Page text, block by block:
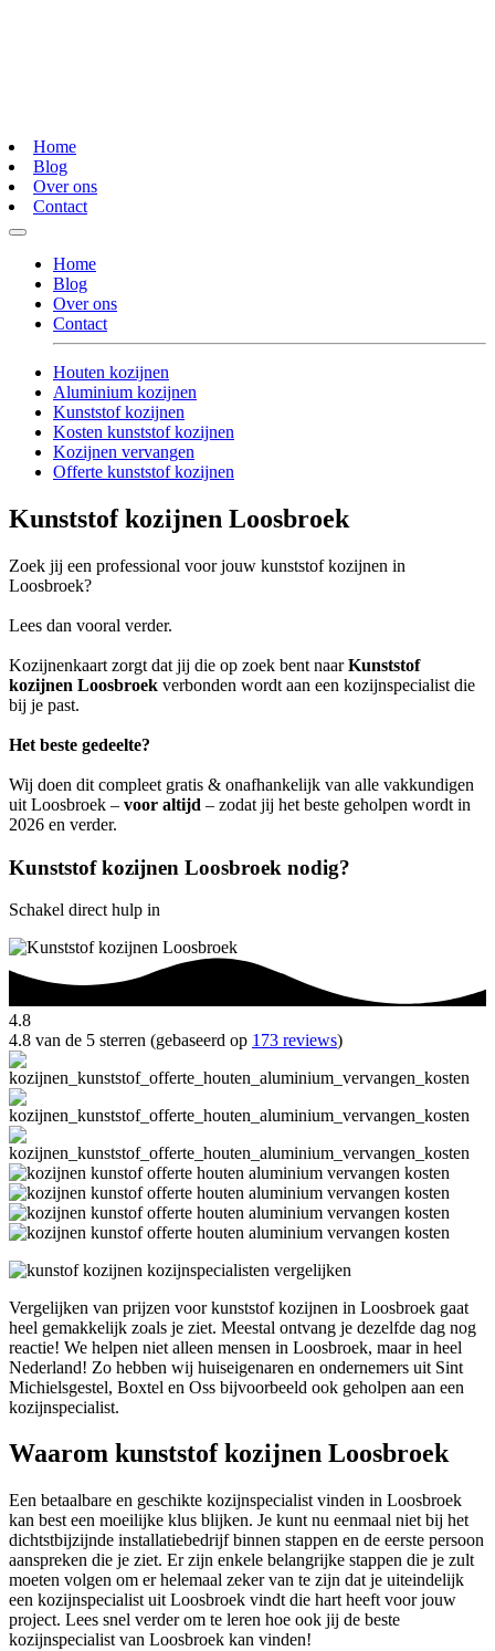
Home
Blog
Over ons
Contact
Home
Blog
Over ons
Contact
Houten kozijnen
Aluminium kozijnen
Kunststof kozijnen
Kosten kunststof kozijnen
Kozijnen vervangen
Offerte kunststof kozijnen
Kunststof kozijnen Loosbroek
Zoek jij een professional voor jouw kunststof kozijnen in
Loosbroek?
Lees dan vooral verder.
Kozijnenkaart zorgt dat jij die op zoek bent naarKunststof
kozijnen Loosbroek verbonden wordt aan een kozijnspecialist die
bij je past.
Het beste gedeelte?
Wij doen dit compleet gratis & onafhankelijk van alle vakkundigen
uit Loosbroek – voor altijd – zodat jij het beste geholpen wordt in
2026 en verder.
Kunststof kozijnen Loosbroek nodig?
Schakel direct hulp in
4.8
4.8 van de 5 sterren (gebaseerd op 173 reviews)
Vergelijken van prijzen voor kunststof kozijnen in Loosbroek gaat
heel gemakkelijk zoals je ziet. Meestal ontvang je dezelfde dag nog
reactie! We helpen niet alleen mensen in Loosbroek, maar in heel
Nederland! Zo hebben wij huiseigenaren en ondernemers uit Sint
Michielsgestel, Boxtel en Oss bijvoorbeeld ook geholpen aan een
kozijnspecialist.
Waarom kunststof kozijnen Loosbroek
Een betaalbare en geschikte kozijnspecialist vinden in Loosbroek
kan best een moeilijke klus blijken. Je kunt nu eenmaal niet bij het
dichtstbijzijnde installatiebedrijf binnen stappen en de eerste persoon
aanspreken die je ziet. Er zijn enkele belangrijke stappen die je zult
moeten volgen om er helemaal zeker van te zijn dat je uiteindelijk
een kozijnspecialist uit Loosbroek vindt die hart heeft voor jouw
project. Lees snel verder om te leren hoe ook jij de beste
kozijnspecialist van Loosbroek kan vinden!